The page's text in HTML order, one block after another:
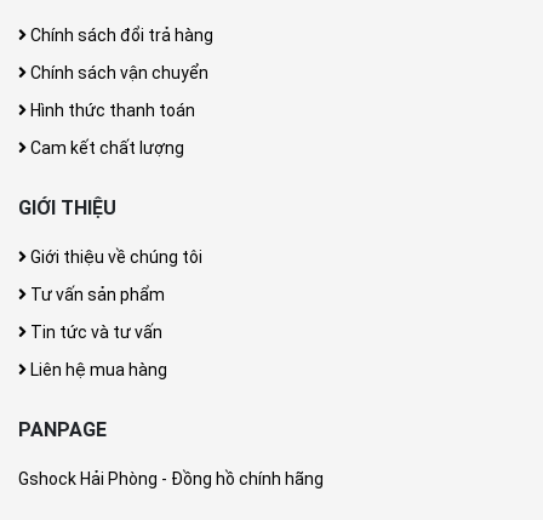
Chính sách đổi trả hàng
Chính sách vận chuyển
Hình thức thanh toán
Cam kết chất lượng
GIỚI THIỆU
Giới thiệu về chúng tôi
Tư vấn sản phẩm
Tin tức và tư vấn
Liên hệ mua hàng
PANPAGE
Gshock Hải Phòng - Đồng hồ chính hãng